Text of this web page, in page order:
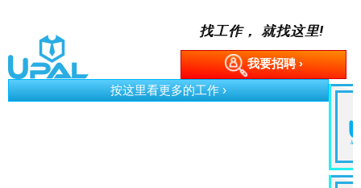
找工作， 就找这里!
我要招聘 ›
按这里看更多的工作 ›